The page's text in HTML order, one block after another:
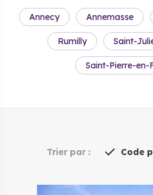
Annecy Annemasse
Rumilly Saint-
Saint-Pierre-en-
Trier par : Code